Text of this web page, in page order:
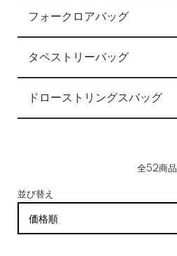
フォークロアバッグ
タペストリーバッグ
ドローストリングスバッグ
全52商品
並び替え